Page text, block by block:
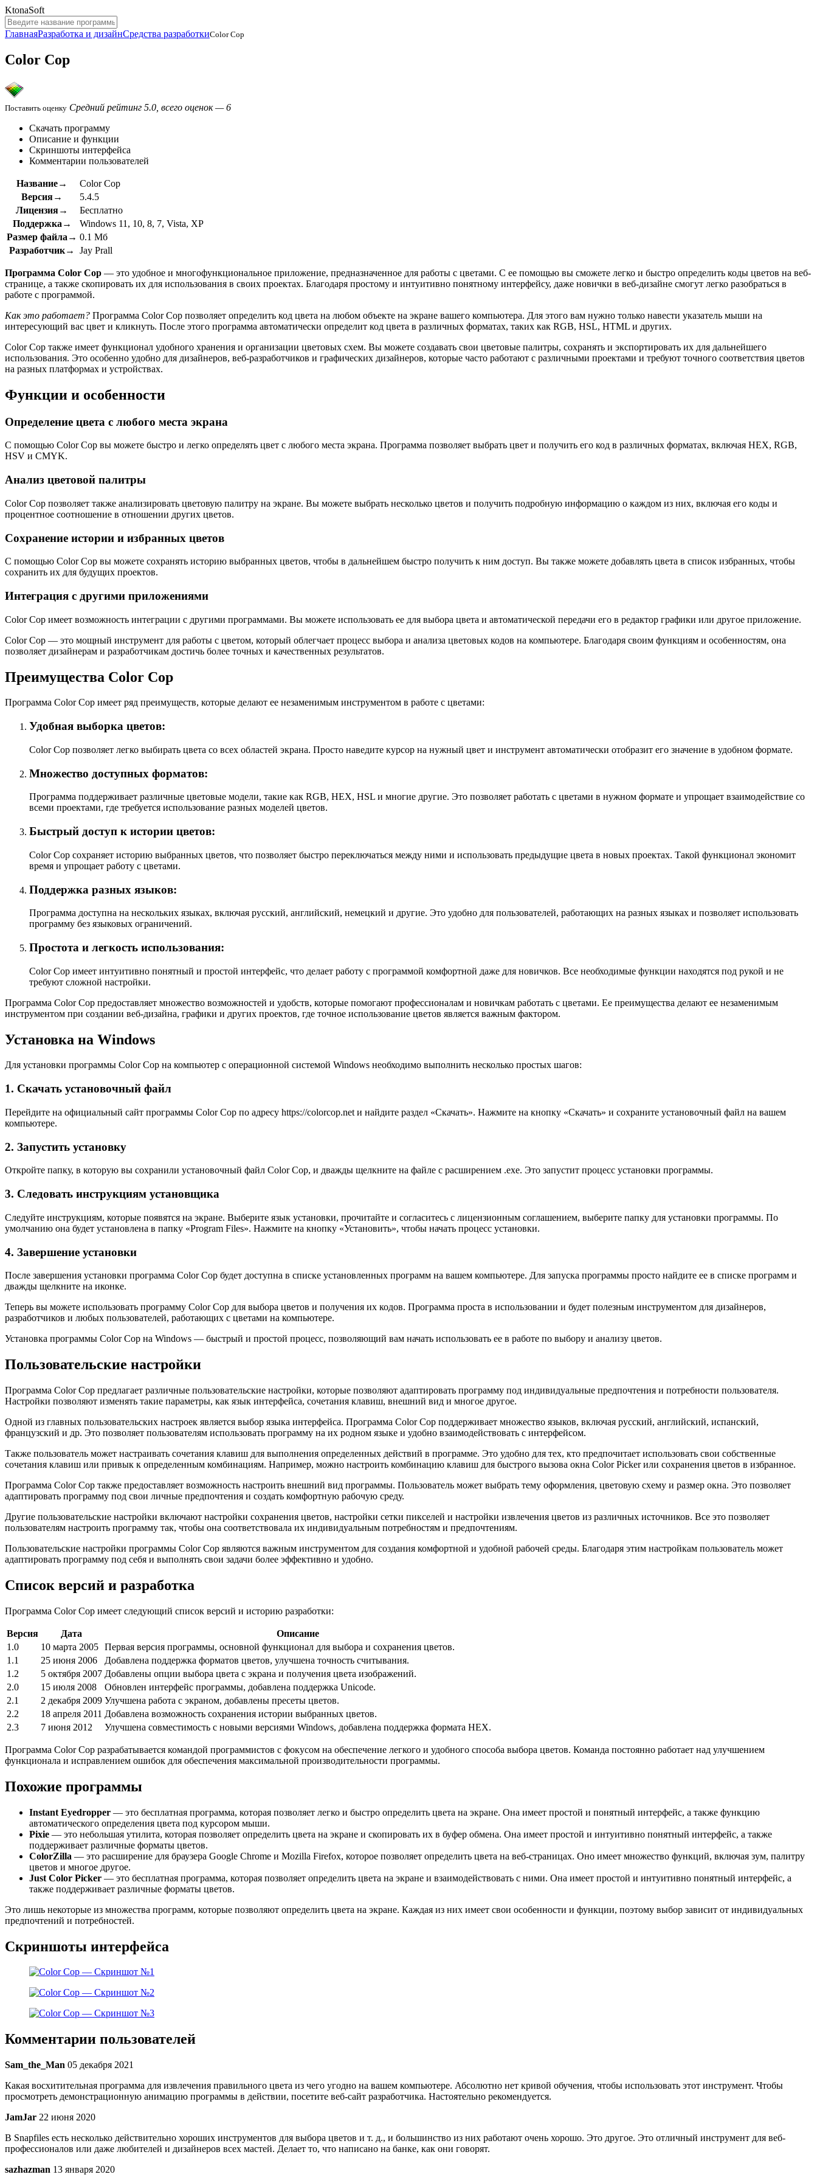
KtonaSoft
ГлавнаяРазработка и дизайнСредства разработкиColor Cop
Color Cop
Поставить оценку Средний рейтинг 5.0, всего оценок — 6
Скачать программу
Описание и функции
Скриншоты интерфейса
Комментарии пользователей
Название→
Color Cop
Версия→
5.4.5
Лицензия→
Бесплатно
Поддержка→
Windows 11, 10, 8, 7, Vista, XP
Размер файла→ 0.1 Мб
Разработчик→
Jay Prall
Программа Color Cop — это удобное и многофункциональное приложение, предназначенное для работы с цветами. С ее помощью вы сможете легко и быстро определить коды цветов на веб-
странице, а также скопировать их для использования в своих проектах. Благодаря простому и интуитивно понятному интерфейсу, даже новички в веб-дизайне смогут легко разобраться в
работе с программой.
Как это работает? Программа Color Cop позволяет определить код цвета на любом объекте на экране вашего компьютера. Для этого вам нужно только навести указатель мыши на
интересующий вас цвет и кликнуть. После этого программа автоматически определит код цвета в различных форматах, таких как RGB, HSL, HTML и других.
Color Cop также имеет функционал удобного хранения и организации цветовых схем. Вы можете создавать свои цветовые палитры, сохранять и экспортировать их для дальнейшего
использования. Это особенно удобно для дизайнеров, веб-разработчиков и графических дизайнеров, которые часто работают с различными проектами и требуют точного соответствия цветов
на разных платформах и устройствах.
Функции и особенности
Определение цвета с любого места экрана
С помощью Color Cop вы можете быстро и легко определять цвет с любого места экрана. Программа позволяет выбрать цвет и получить его код в различных форматах, включая HEX, RGB,
HSV и CMYK.
Анализ цветовой палитры
Color Cop позволяет также анализировать цветовую палитру на экране. Вы можете выбрать несколько цветов и получить подробную информацию о каждом из них, включая его коды и
процентное соотношение в отношении других цветов.
Сохранение истории и избранных цветов
С помощью Color Cop вы можете сохранять историю выбранных цветов, чтобы в дальнейшем быстро получить к ним доступ. Вы также можете добавлять цвета в список избранных, чтобы
сохранить их для будущих проектов.
Интеграция с другими приложениями
Color Cop имеет возможность интеграции с другими программами. Вы можете использовать ее для выбора цвета и автоматической передачи его в редактор графики или другое приложение.
Color Cop — это мощный инструмент для работы с цветом, который облегчает процесс выбора и анализа цветовых кодов на компьютере. Благодаря своим функциям и особенностям, она
позволяет дизайнерам и разработчикам достичь более точных и качественных результатов.
Преимущества Color Cop
Программа Color Cop имеет ряд преимуществ, которые делают ее незаменимым инструментом в работе с цветами:
Удобная выборка цветов:
Color Cop позволяет легко выбирать цвета со всех областей экрана. Просто наведите курсор на нужный цвет и инструмент автоматически отобразит его значение в удобном формате.
Множество доступных форматов:
Программа поддерживает различные цветовые модели, такие как RGB, HEX, HSL и многие другие. Это позволяет работать с цветами в нужном формате и упрощает взаимодействие со
всеми проектами, где требуется использование разных моделей цветов.
Быстрый доступ к истории цветов:
Color Cop сохраняет историю выбранных цветов, что позволяет быстро переключаться между ними и использовать предыдущие цвета в новых проектах. Такой функционал экономит
время и упрощает работу с цветами.
Поддержка разных языков:
Программа доступна на нескольких языках, включая русский, английский, немецкий и другие. Это удобно для пользователей, работающих на разных языках и позволяет использовать
программу без языковых ограничений.
Простота и легкость использования:
Color Cop имеет интуитивно понятный и простой интерфейс, что делает работу с программой комфортной даже для новичков. Все необходимые функции находятся под рукой и не
требуют сложной настройки.
Программа Color Cop предоставляет множество возможностей и удобств, которые помогают профессионалам и новичкам работать с цветами. Ее преимущества делают ее незаменимым
инструментом при создании веб-дизайна, графики и других проектов, где точное использование цветов является важным фактором.
Установка на Windows
Для установки программы Color Cop на компьютер с операционной системой Windows необходимо выполнить несколько простых шагов:
1. Скачать установочный файл
Перейдите на официальный сайт программы Color Cop по адресу https://colorcop.net и найдите раздел «Скачать». Нажмите на кнопку «Скачать» и сохраните установочный файл на вашем
компьютере.
2. Запустить установку
Откройте папку, в которую вы сохранили установочный файл Color Cop, и дважды щелкните на файле с расширением .exe. Это запустит процесс установки программы.
3. Следовать инструкциям установщика
Следуйте инструкциям, которые появятся на экране. Выберите язык установки, прочитайте и согласитесь с лицензионным соглашением, выберите папку для установки программы. По
умолчанию она будет установлена в папку «Program Files». Нажмите на кнопку «Установить», чтобы начать процесс установки.
4. Завершение установки
После завершения установки программа Color Cop будет доступна в списке установленных программ на вашем компьютере. Для запуска программы просто найдите ее в списке программ и
дважды щелкните на иконке.
Теперь вы можете использовать программу Color Cop для выбора цветов и получения их кодов. Программа проста в использовании и будет полезным инструментом для дизайнеров,
разработчиков и любых пользователей, работающих с цветами на компьютере.
Установка программы Color Cop на Windows — быстрый и простой процесс, позволяющий вам начать использовать ее в работе по выбору и анализу цветов.
Пользовательские настройки
Программа Color Cop предлагает различные пользовательские настройки, которые позволяют адаптировать программу под индивидуальные предпочтения и потребности пользователя.
Настройки позволяют изменять такие параметры, как язык интерфейса, сочетания клавиш, внешний вид и многое другое.
Одной из главных пользовательских настроек является выбор языка интерфейса. Программа Color Cop поддерживает множество языков, включая русский, английский, испанский,
французский и др. Это позволяет пользователям использовать программу на их родном языке и удобно взаимодействовать с интерфейсом.
Также пользователь может настраивать сочетания клавиш для выполнения определенных действий в программе. Это удобно для тех, кто предпочитает использовать свои собственные
сочетания клавиш или привык к определенным комбинациям. Например, можно настроить комбинацию клавиш для быстрого вызова окна Color Picker или сохранения цветов в избранное.
Программа Color Cop также предоставляет возможность настроить внешний вид программы. Пользователь может выбрать тему оформления, цветовую схему и размер окна. Это позволяет
адаптировать программу под свои личные предпочтения и создать комфортную рабочую среду.
Другие пользовательские настройки включают настройки сохранения цветов, настройки сетки пикселей и настройки извлечения цветов из различных источников. Все это позволяет
пользователям настроить программу так, чтобы она соответствовала их индивидуальным потребностям и предпочтениям.
Пользовательские настройки программы Color Cop являются важным инструментом для создания комфортной и удобной рабочей среды. Благодаря этим настройкам пользователь может
адаптировать программу под себя и выполнять свои задачи более эффективно и удобно.
Список версий и разработка
Программа Color Cop имеет следующий список версий и историю разработки:
Версия Дата
Описание
1.0
10 марта 2005 Первая версия программы, основной функционал для выбора и сохранения цветов.
1.1
25 июня 2006
Добавлена поддержка форматов цветов, улучшена точность считывания.
1.2
5 октября 2007 Добавлены опции выбора цвета с экрана и получения цвета изображений.
2.0
15 июля 2008
Обновлен интерфейс программы, добавлена поддержка Unicode.
2.1
2 декабря 2009 Улучшена работа с экраном, добавлены пресеты цветов.
2.2
18 апреля 2011 Добавлена возможность сохранения истории выбранных цветов.
2.3
7 июня 2012 Улучшена совместимость с новыми версиями Windows, добавлена поддержка формата HEX.
Программа Color Cop разрабатывается командой программистов с фокусом на обеспечение легкого и удобного способа выбора цветов. Команда постоянно работает над улучшением
функционала и исправлением ошибок для обеспечения максимальной производительности программы.
Похожие программы
Instant Eyedropper — это бесплатная программа, которая позволяет легко и быстро определить цвета на экране. Она имеет простой и понятный интерфейс, а также функцию
автоматического определения цвета под курсором мыши.
Pixie — это небольшая утилита, которая позволяет определить цвета на экране и скопировать их в буфер обмена. Она имеет простой и интуитивно понятный интерфейс, а также
поддерживает различные форматы цветов.
ColorZilla — это расширение для браузера Google Chrome и Mozilla Firefox, которое позволяет определить цвета на веб-страницах. Оно имеет множество функций, включая зум, палитру
цветов и многое другое.
Just Color Picker — это бесплатная программа, которая позволяет определить цвета на экране и взаимодействовать с ними. Она имеет простой и интуитивно понятный интерфейс, а
также поддерживает различные форматы цветов.
Это лишь некоторые из множества программ, которые позволяют определить цвета на экране. Каждая из них имеет свои особенности и функции, поэтому выбор зависит от индивидуальных
предпочтений и потребностей.
Скриншоты интерфейса
Комментарии пользователей
Sam_the_Man 05 декабря 2021
Какая восхитительная программа для извлечения правильного цвета из чего угодно на вашем компьютере. Абсолютно нет кривой обучения, чтобы использовать этот инструмент. Чтобы
просмотреть демонстрационную анимацию программы в действии, посетите веб-сайт разработчика. Настоятельно рекомендуется.
JamJar 22 июня 2020
В Snapfiles есть несколько действительно хороших инструментов для выбора цветов и т. д., и большинство из них работают очень хорошо. Это другое. Это отличный инструмент для веб-
профессионалов или даже любителей и дизайнеров всех мастей. Делает то, что написано на банке, как они говорят.
sazhazman 13 января 2020